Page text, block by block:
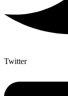
Twitter